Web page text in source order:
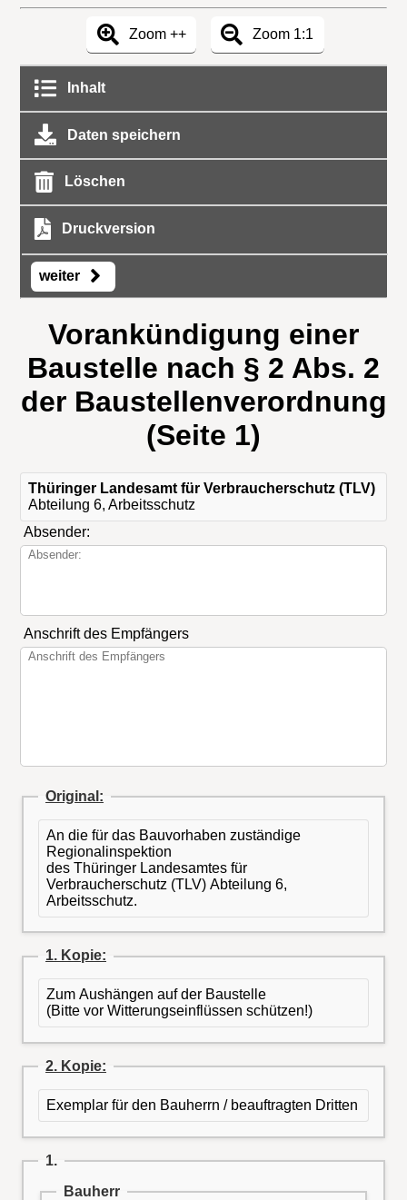
Zoom ++ Zoom 1:1
Inhalt
Daten speichern
Löschen
Druckversion
weiter
Vorankündigung einer
Baustelle nach § 2 Abs. 2
der Baustellenverordnung
(Seite 1)
Thüringer Landesamt für Verbraucherschutz (TLV)
Abteilung 6, Arbeitsschutz
Absender:
Anschrift des Empfängers
Original:
An die für das Bauvorhaben zuständige
Regionalinspektion
des Thüringer Landesamtes für
Verbraucherschutz (TLV) Abteilung 6,
Arbeitsschutz.
1. Kopie:
Zum Aushängen auf der Baustelle
(Bitte vor Witterungseinflüssen schützen!)
2. Kopie:
Exemplar für den Bauherrn / beauftragten Dritten
1.
Bauherr